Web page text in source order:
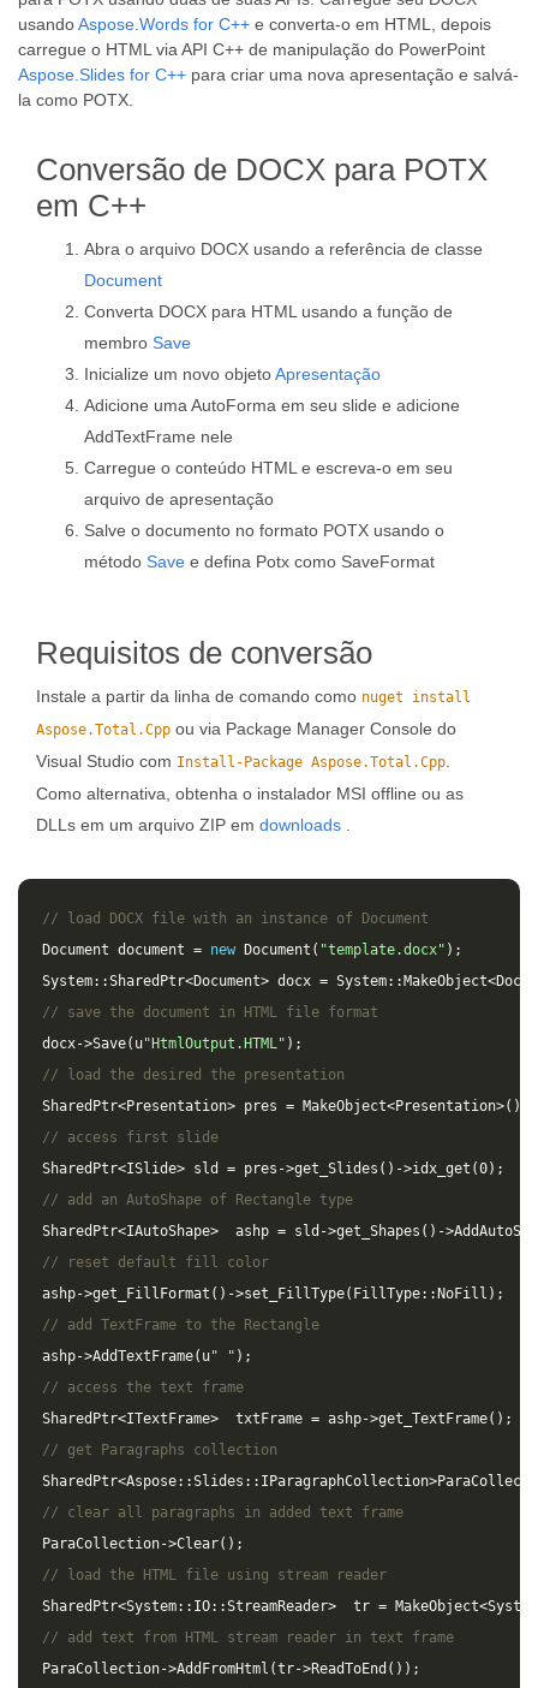
usandoAspose.Words for C++ e converta-o em HTML, depois
carregue o HTML via API C++ de manipulação do PowerPoint
Aspose.Slides for C++ para criar uma nova apresentação e salvá-
la como POTX.
Conversão de DOCX para POTX
em C++
Abra o arquivo DOCX usando a referência de classe
Document
Converta DOCX para HTML usando a função de
membro Save
Inicialize um novo objetoApresentação
Adicione uma AutoForma em seu slide e adicione
AddTextFrame nele
Carregue o conteúdo HTML e escreva-o em seu
arquivo de apresentação
Salve o documento no formato POTX usando o
método Save e defina Potx como SaveFormat
Requisitos de conversão
Instale a partir da linha de comando como nuget install
Aspose.Total.Cpp ou via Package Manager Console do
Visual Studio com Install-Package Aspose.Total.Cpp
Como alternativa, obtenha o instalador MSI offline ou as
DLLs em um arquivo ZIP em downloads
// load DOCX file with an instance of Document
Document document = new Document ( "template.docx" );
System::SharedPtr<Document> docx = System:: MakeObject<
// save the document in HTML file format
docx->Save( u"HtmlOutput.HTML" );
// load the desired the presentation
SharedPtr<Presentation> pres = MakeObject<Presentation>();
// access first slide
SharedPtr<ISlide> sld = pres ->get_Slides () ->idx_get (0);
// add an AutoShape of Rectangle type
SharedPtr<IAutoShape> ashp = sld ->get_Shapes () ->
// reset default fill color
ashp->get_FillFormat () ->set_FillType( FillType:: NoFill );
// add TextFrame to the Rectangle
ashp->AddTextFrame( u" " );
// access the text frame
SharedPtr<ITextFrame> txtFrame = ashp->get_TextFrame();
// get Paragraphs collection
SharedPtr<Aspose::Slides :: IParagraphCollection>
// clear all paragraphs in added text frame
ParaCollection->Clear();
// load the HTML file using stream reader
SharedPtr<System:: IO::StreamReader> tr = MakeObject<System
// add text from HTML stream reader in text frame
ParaCollection->AddFromHtml (tr->ReadToEnd ());